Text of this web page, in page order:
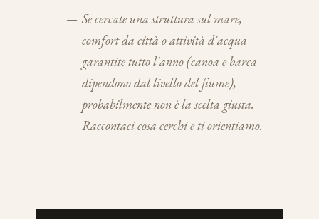
— Se cercate una struttura sul mare,
comfort da città o attività d'acqua
garantite tutto l'anno (canoa e barca
dipendono dal livello del fiume),
probabilmente non è la scelta giusta.
Raccontaci cosa cerchi e ti orientiamo.